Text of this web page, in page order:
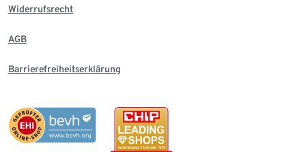
Widerrufsrecht
AGB
Barrierefreiheitserklärung